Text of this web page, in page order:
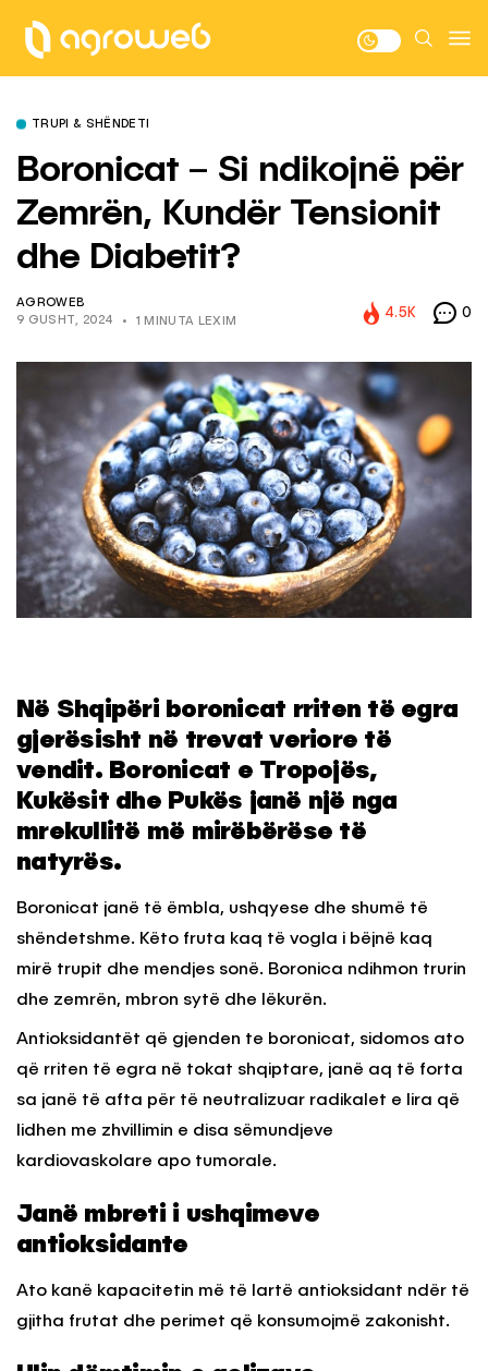
TRUPI & SHËNDETI
Boronicat – Si ndikojnë për
Zemrën, Kundër Tensionit
dhe Diabetit?
AGROWEB
9 GUSHT, 2024
1 MINUTA LEXIM
4.5K 0
Në Shqipëri boronicat rriten të egra
gjerësisht në trevat veriore të
vendit. Boronicat e Tropojës,
Kukësit dhe Pukës janë një nga
mrekullitë më mirëbërëse të
natyrës.
Boronicat janë të ëmbla, ushqyese dhe shumë të
shëndetshme. Këto fruta kaq të vogla i bëjnë kaq
mirë trupit dhe mendjes sonë. Boronica ndihmon trurin
dhe zemrën, mbron sytë dhe lëkurën.
Antioksidantët që gjenden te boronicat, sidomos ato
që rriten të egra në tokat shqiptare, janë aq të forta
sa janë të afta për të neutralizuar radikalet e lira që
lidhen me zhvillimin e disa sëmundjeve
kardiovaskolare apo tumorale.
Janë mbreti i ushqimeve
antioksidante
Ato kanë kapacitetin më të lartë antioksidant ndër të
gjitha frutat dhe perimet që konsumojmë zakonisht.